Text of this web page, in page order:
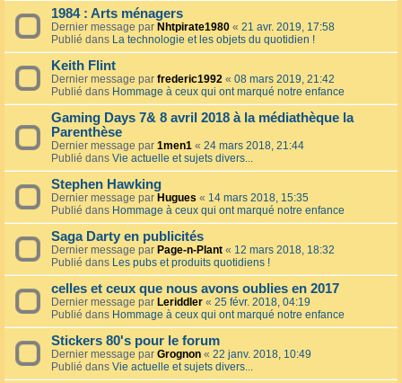
1984 : Arts ménagers
Dernier message par Nhtpirate1980 « 21 avr. 2019, 17:58
Publié dans La technologie et les objets du quotidien !
Keith Flint
Dernier message par frederic1992 « 08 mars 2019, 21:42
Publié dans Hommage à ceux qui ont marqué notre enfance
Gaming Days 7& 8 avril 2018 à la médiathèque la
Parenthèse
Dernier message par 1men1 « 24 mars 2018, 21:44
Publié dans Vie actuelle et sujets divers...
Stephen Hawking
Dernier message par Hugues « 14 mars 2018, 15:35
Publié dans Hommage à ceux qui ont marqué notre enfance
Saga Darty en publicités
Dernier message par Page-n-Plant « 12 mars 2018, 18:32
Publié dans Les pubs et produits quotidiens !
celles et ceux que nous avons oublies en 2017
Dernier message par Leriddler « 25 févr. 2018, 04:19
Publié dans Hommage à ceux qui ont marqué notre enfance
Stickers 80's pour le forum
Dernier message par Grognon « 22 janv. 2018, 10:49
Publié dans Vie actuelle et sujets divers...